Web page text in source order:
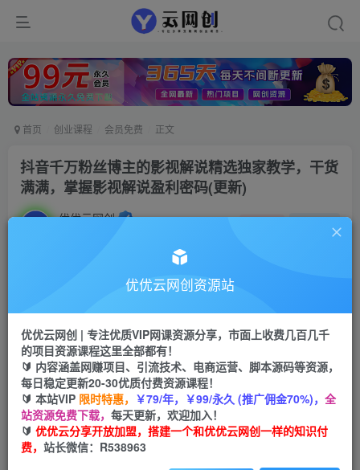
首页 创业课程 会员免费 正文
抖音千万粉丝博主的影视解说精选独家教学，干货
满满，掌握影视解说盈利密码(更新)
优优云网创 私信
云币 9.9 云币99
会员免费
立即购买
您当前未登录！建议登陆后购买，可保存购买订单
优优云网创资源站
优优云网创 | 专注优质VIP网课资源分享，市面上收费几百几千
的项目资源课程这里全部都有！
🔰 内容涵盖网赚项目、引流技术、电商运营、脚本源码等资源，
每日稳定更新20-30优质付费资源课程！
🔰 本站VIP 限时特惠， ￥79/年，￥99/永久 (推广佣金70%)， 全
站资源免费下载， 每天更新，欢迎加入！
🔰 优优云分享开放加盟，搭建一个和优优云网创一样的知识付
费， 站长微信：R538963